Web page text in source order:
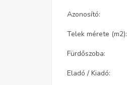
Azonosító:
Telek mérete (m2):
Fürdőszoba:
Eladó / Kiadó: